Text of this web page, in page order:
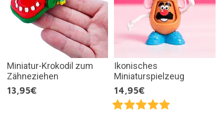
Miniatur-Krokodil zum
Zähneziehen
13,95€
Ikonisches
Miniaturspielzeug
14,95€